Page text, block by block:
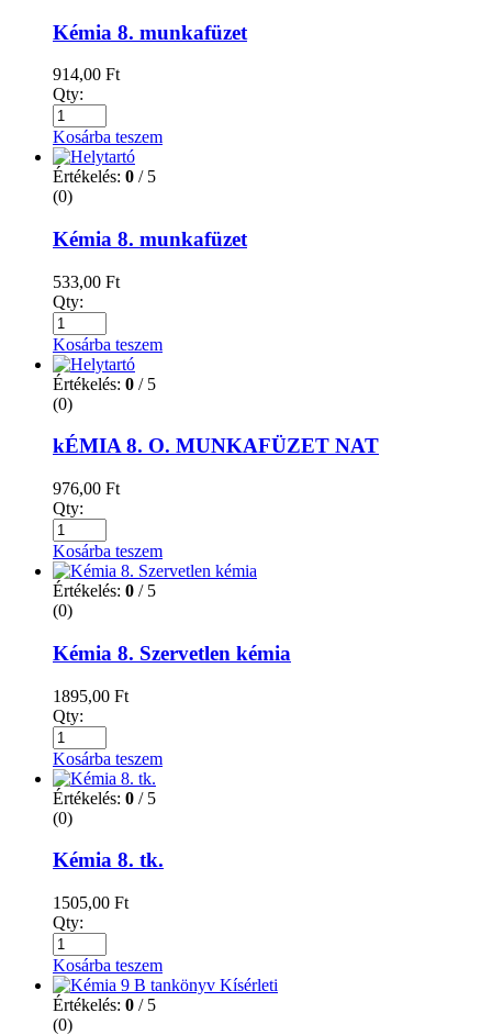
Kémia 8. munkafüzet
914,00 Ft
Qty:
Kosárba teszem
Értékelés: 0 / 5
(0)
Kémia 8. munkafüzet
533,00 Ft
Qty:
Kosárba teszem
Értékelés: 0 / 5
(0)
kÉMIA 8. O. MUNKAFÜZET NAT
976,00 Ft
Qty:
Kosárba teszem
Értékelés: 0 / 5
(0)
Kémia 8. Szervetlen kémia
1895,00 Ft
Qty:
Kosárba teszem
Értékelés: 0 / 5
(0)
Kémia 8. tk.
1505,00 Ft
Qty:
Kosárba teszem
Értékelés: 0 / 5
(0)